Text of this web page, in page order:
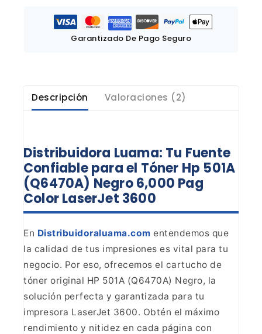
Garantizado De Pago Seguro
Descripción Valoraciones (2)
Distribuidora Luama: Tu Fuente
Confiable para el Tóner Hp 501A
(Q6470A) Negro 6,000 Pag
Color LaserJet 3600
En Distribuidoraluama.com entendemos que
la calidad de tus impresiones es vital para tu
negocio. Por eso, ofrecemos el cartucho de
tóner original HP 501A (Q6470A) Negro, la
solución perfecta y garantizada para tu
impresora LaserJet 3600. Obtén el máximo
rendimiento y nitidez en cada página con